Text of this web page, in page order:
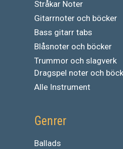
Stråkar Noter
Gitarrnoter och böcker
Bass gitarr tabs
Blåsnoter och böcker
Trummor och slagverk
Dragspel noter och
Alle Instrument
Genrer
Ballads